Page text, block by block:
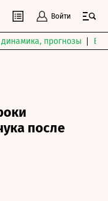
Войти
прогнозы
после